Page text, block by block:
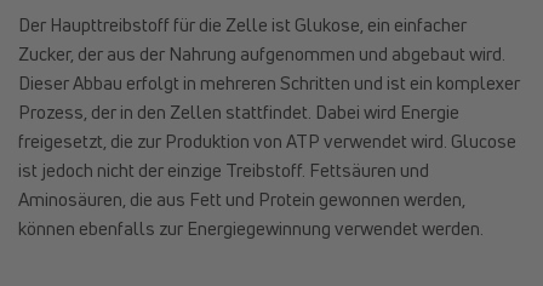
Der Haupttreibstoff für die Zelle ist Glukose, ein einfacher
Zucker, der aus der Nahrung aufgenommen und abgebaut wird.
Dieser Abbau erfolgt in mehreren Schritten und ist ein komplexer
Prozess, der in den Zellen stattfindet. Dabei wird Energie
freigesetzt, die zur Produktion von ATP verwendet wird. Glucose
ist jedoch nicht der einzige Treibstoff. Fettsäuren und
Aminosäuren, die aus Fett und Protein gewonnen werden,
können ebenfalls zur Energiegewinnung verwendet werden.